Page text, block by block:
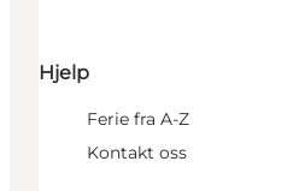
Hjelp
Ferie fra A-Z
Kontakt oss